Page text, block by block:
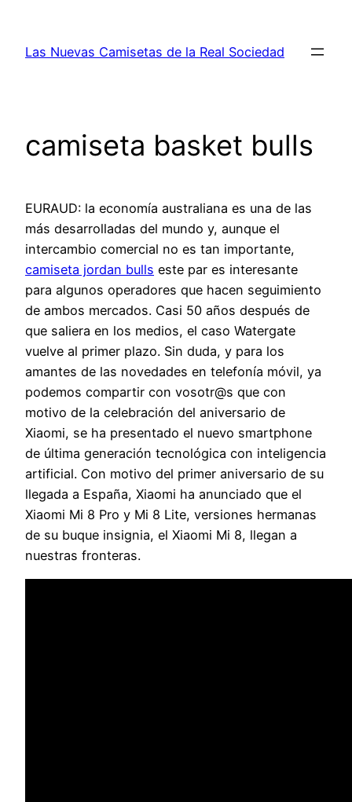
contenido
Las Nuevas Camisetas de la Real Sociedad
camiseta basket bulls
EURAUD: la economía australiana es una de las
más desarrolladas del mundo y, aunque el
intercambio comercial no es tan importante,
camiseta jordan bulls este par es interesante
para algunos operadores que hacen seguimiento
de ambos mercados. Casi 50 años después de
que saliera en los medios, el caso Watergate
vuelve al primer plazo. Sin duda, y para los
amantes de las novedades en telefonía móvil, ya
podemos compartir con vosotr@s que con
motivo de la celebración del aniversario de
Xiaomi, se ha presentado el nuevo smartphone
de última generación tecnológica con inteligencia
artificial. Con motivo del primer aniversario de su
llegada a España, Xiaomi ha anunciado que el
Xiaomi Mi 8 Pro y Mi 8 Lite, versiones hermanas
de su buque insignia, el Xiaomi Mi 8, llegan a
nuestras fronteras.